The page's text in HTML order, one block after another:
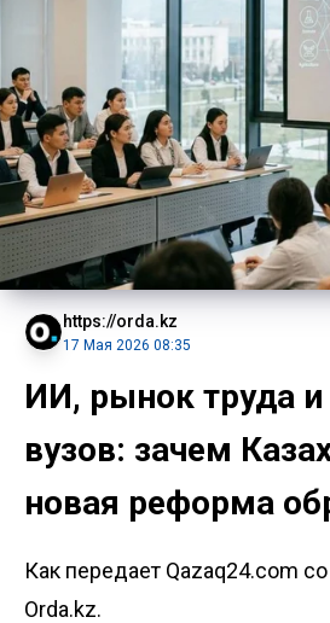
https://orda.kz
17 Мая 2026 08:35
ИИ, рынок труда и
вузов: зачем
новая реформа
Как передает Qazaq24.com
Orda.kz.